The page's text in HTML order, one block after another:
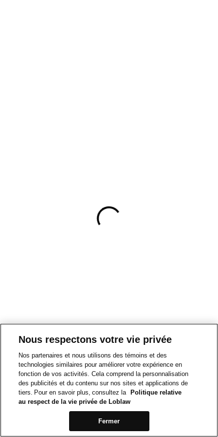
Nous respectons votre vie privée
Nos partenaires et nous utilisons des témoins et des
technologies similaires pour améliorer votre expérience en
fonction de vos activités. Cela comprend la personnalisation
des publicités et du contenu sur nos sites et applications de
tiers. Pour en savoir plus, consultez la
Politique relative
au respect de la vie privée de Loblaw
Fermer